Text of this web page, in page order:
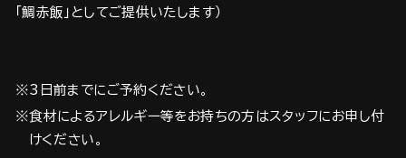
「鯛赤飯」としてご提供いたします）
※3日前までにご予約ください。
※食材によるアレルギー等をお持ちの方はスタッフにお申し付
けください。